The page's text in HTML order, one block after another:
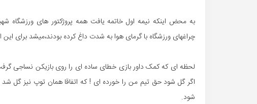
به محض اینکه نیمه اول خاتمه یافت همه پروژکتور های ورزشگاه
چراغهای ورزشگاه با گرمای هوا به شدت داغ کرده بودند،میشد برای
لحظه ای که کمک داور بازی خطای ساده ای را روی بازیکن نساجی
اگر گل شود حق تیم من را خورده ای ! که اتفاقا همان توپ نیز گل شد
شود.